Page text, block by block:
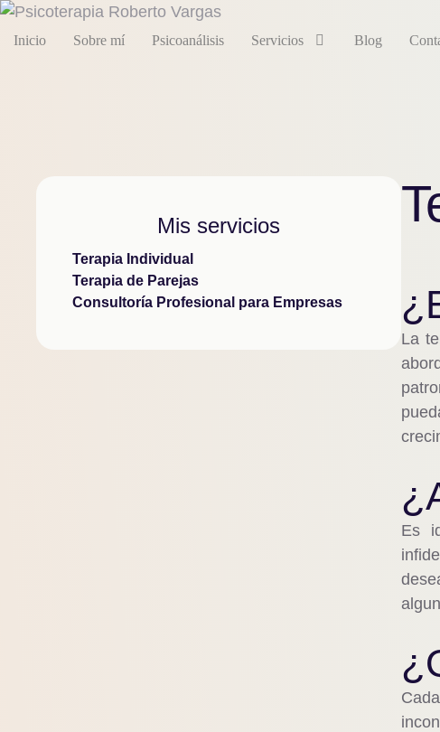
Inicio Sobre mí Psicoanálisis Servicios Blog
Mis servicios
Terapia Individual
Terapia de Parejas
Consultoría Profesional para Empresas
La
Es